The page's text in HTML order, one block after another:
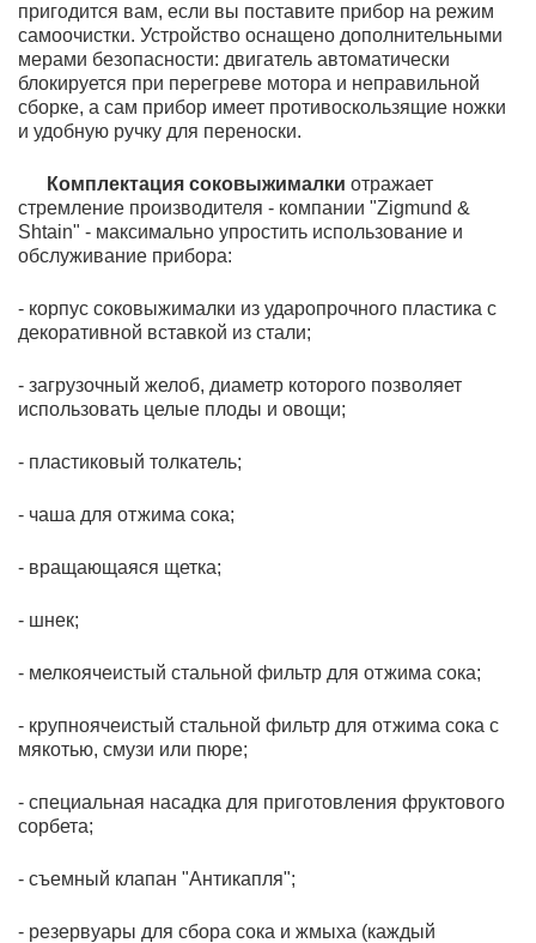
пригодится вам, если вы поставите прибор на режим
самоочистки. Устройство оснащено дополнительными
мерами безопасности: двигатель автоматически
блокируется при перегреве мотора и неправильной
сборке, а сам прибор имеет противоскользящие ножки
и удобную ручку для переноски.
Комплектация соковыжималки отражает
стремление производителя - компании "Zigmund &
Shtain" - максимально упростить использование и
обслуживание прибора:
- корпус соковыжималки из ударопрочного пластика с
декоративной вставкой из стали;
- загрузочный желоб, диаметр которого позволяет
использовать целые плоды и овощи;
- пластиковый толкатель;
- чаша для отжима сока;
- вращающаяся щетка;
- шнек;
- мелкоячеистый стальной фильтр для отжима сока;
- крупноячеистый стальной фильтр для отжима сока с
мякотью, смузи или пюре;
- специальная насадка для приготовления фруктового
сорбета;
- съемный клапан "Антикапля";
- резервуары для сбора сока и жмыха (каждый